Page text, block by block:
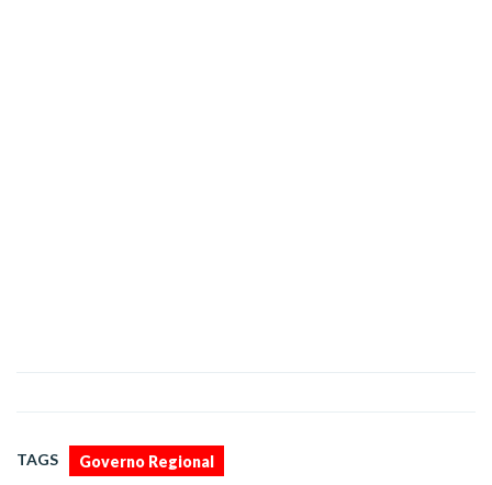
TAGS Governo Regional